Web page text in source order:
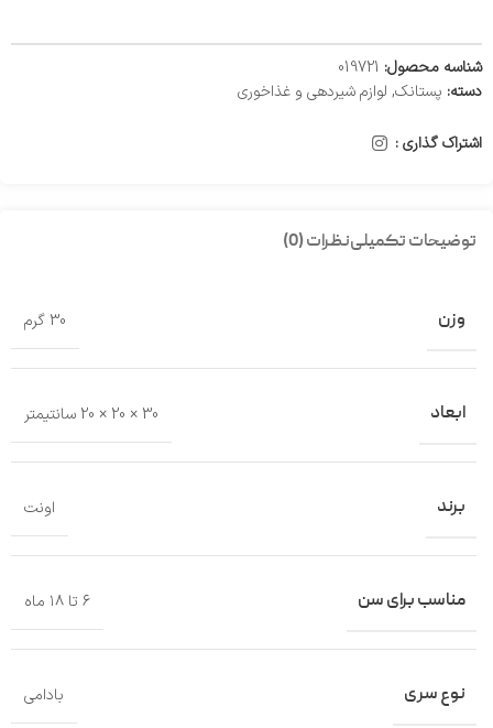
شناسه محصول: 019721
دسته: پستانک, لوازم شیر‌دهی و غذاخوری
اشتراک گذاری :
توضیحات تکمیلینظرات (0)
وزن 30 گرم
ابعاد 30 × 20 × 20 سانتیمتر
برند اونت
مناسب برای سن ۶ تا ۱۸ ماه
نوع سری بادامی